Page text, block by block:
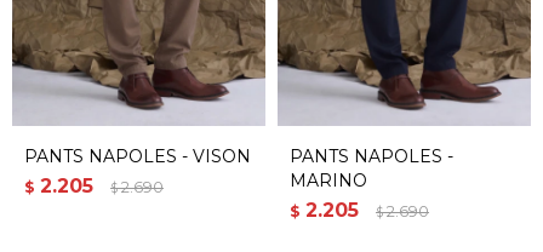
PANTS NAPOLES - VISON
$ 2.205 $ 2.690
PANTS NAPOLES -
MARINO
$ 2.205 $ 2.690